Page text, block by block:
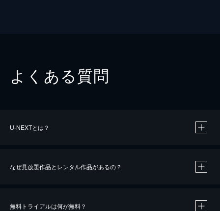
よくある質問
U-NEXTとは？
なぜ見放題作品とレンタル作品があるの？
無料トライアルは何が無料？